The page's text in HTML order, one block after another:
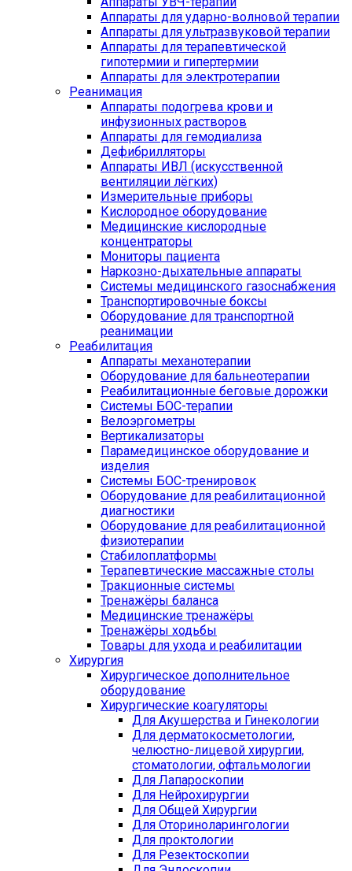
Аппараты для ударно-волновой терапии
Аппараты для ультразвуковой терапии
Аппараты для терапевтической
гипотермии и гипертермии
Аппараты для электротерапии
Реанимация
Аппараты подогрева крови и
инфузионных растворов
Аппараты для гемодиализа
Дефибрилляторы
Аппараты ИВЛ (искусственной
вентиляции лёгких)
Измерительные приборы
Кислородное оборудование
Медицинские кислородные
концентраторы
Мониторы пациента
Наркозно-дыхательные аппараты
Системы медицинского газоснабжения
Транспортировочные боксы
Оборудование для транспортной
реанимации
Реабилитация
Аппараты механотерапии
Оборудование для бальнеотерапии
Реабилитационные беговые дорожки
Системы БОС-терапии
Велоэргометры
Вертикализаторы
Парамедицинское оборудование и
изделия
Системы БОС-тренировок
Оборудование для реабилитационной
диагностики
Оборудование для реабилитационной
физиотерапии
Стабилоплатформы
Терапевтические массажные столы
Тракционные системы
Тренажёры баланса
Медицинские тренажёры
Тренажёры ходьбы
Товары для ухода и реабилитации
Хирургия
Хирургическое дополнительное
оборудование
Хирургические коагуляторы
Для Акушерства и Гинекологии
Для дерматокосметологии,
челюстно-лицевой хирургии,
стоматологии, офтальмологии
Для Лапароскопии
Для Нейрохирургии
Для Общей Хирургии
Для Оториноларингологии
Для проктологии
Для Резектоскопии